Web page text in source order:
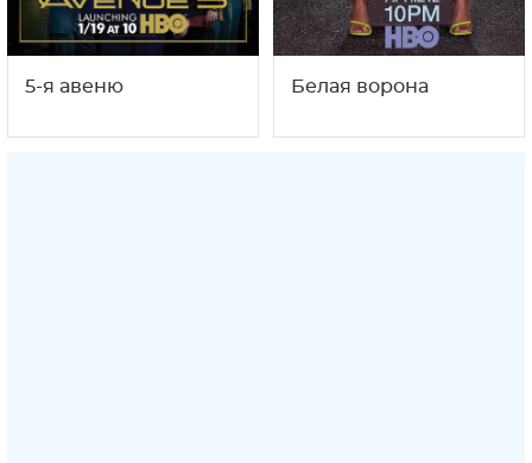
5-я авеню Белая ворона